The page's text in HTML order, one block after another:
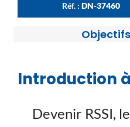
Réf. :DN-37460
Objectifs
Introduction
Devenir RSSI,